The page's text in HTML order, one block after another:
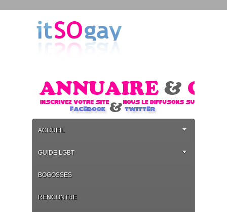
ACCUEIL
GUIDE LGBT
BOGOSSES
RENCONTRE